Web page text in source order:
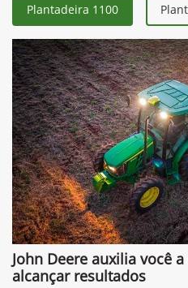
Plantadeira 1100
John Deere auxilia você
alcançar resultados